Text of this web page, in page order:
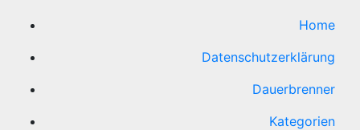
Home
Datenschutzerklärung
Dauerbrenner
Kategorien